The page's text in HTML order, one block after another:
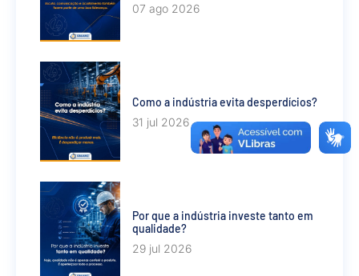
07 ago 2026
Como a indústria evita desperdícios?
31 jul 2026
Por que a indústria investe tanto em
qualidade?
29 jul 2026